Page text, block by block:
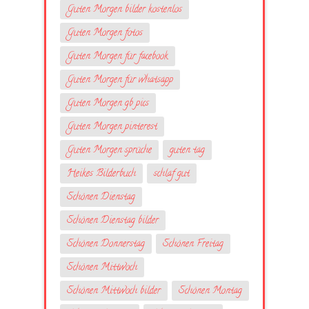
Guten Morgen bilder kostenlos
Guten Morgen fotos
Guten Morgen für facebook
Guten Morgen für whatsapp
Guten Morgen gb pics
Guten Morgen pinterest
Guten Morgen sprüche
guten tag
Heikes Bilderbuch
schlaf gut
Schönen Dienstag
Schönen Dienstag bilder
Schönen Donnerstag
Schönen Freitag
Schönen Mittwoch
Schönen Mittwoch bilder
Schönen Montag